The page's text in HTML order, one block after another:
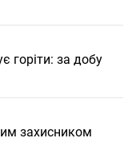
горіти: за добу
захисником